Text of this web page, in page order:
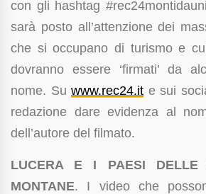
con gli hashtag
sarà posto all’attenzione dei
che si occupano di turismo e
dovranno essere ‘firmati’ da
nome. Su www.rec24.it e sui
redazione dare evidenza al
dell’autore del filmato.
LUCERA E I PAESI DELLE
MONTANE. I video che